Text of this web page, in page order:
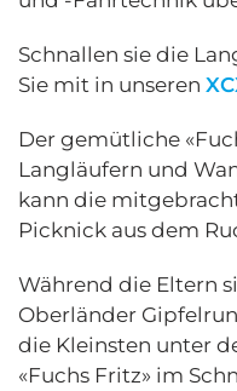
Schnallen sie die
Sie mit in unseren
Der gemütliche
Langläufern und
kann die
Picknick aus dem
Während die Eltern
Oberländer
die Kleinsten unter
«Fuchs Fritz» im